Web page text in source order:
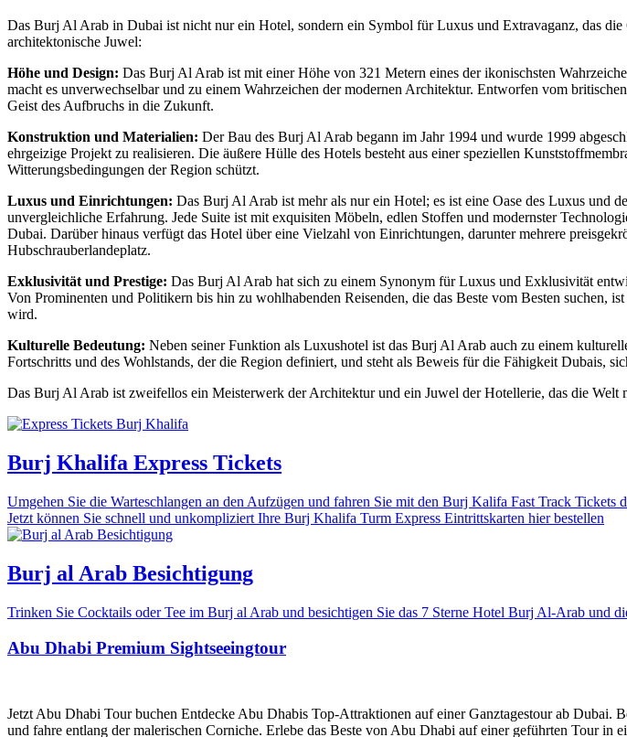
Das Burj Al Arab in Dubai ist nicht nur ein Hotel, sondern ein Symbol für Luxus und Extravaganz, das
architektonische Juwel:
Höhe und Design: Das Burj Al Arab ist mit einer Höhe von 321 Metern eines der ikonischsten
macht es unverwechselbar und zu einem Wahrzeichen der modernen Architektur. Entworfen vom
Geist des Aufbruchs in die Zukunft.
Konstruktion und Materialien: Der Bau des Burj Al Arab begann im Jahr 1994 und wurde 1999
ehrgeizige Projekt zu realisieren. Die äußere Hülle des Hotels besteht aus einer speziellen
Witterungsbedingungen der Region schützt.
Luxus und Einrichtungen: Das Burj Al Arab ist mehr als nur ein Hotel; es ist eine Oase des Luxus und
unvergleichliche Erfahrung. Jede Suite ist mit exquisiten Möbeln, edlen Stoffen und modernster
Dubai. Darüber hinaus verfügt das Hotel über eine Vielzahl von Einrichtungen, darunter mehrere
Hubschrauberlandeplatz.
Exklusivität und Prestige: Das Burj Al Arab hat sich zu einem Synonym für Luxus und Exklusivität
Von Prominenten und Politikern bis hin zu wohlhabenden Reisenden, die das Beste vom Besten
wird.
Kulturelle Bedeutung: Neben seiner Funktion als Luxushotel ist das Burj Al Arab auch zu einem
Fortschritts und des Wohlstands, der die Region definiert, und steht als Beweis für die Fähigkeit Dubais,
Das Burj Al Arab ist zweifellos ein Meisterwerk der Architektur und ein Juwel der Hotellerie, das die Welt
Burj Khalifa Express Tickets
Umgehen Sie die Warteschlangen an den Aufzügen und fahren Sie mit den Burj Kalifa Fast Track
Jetzt können Sie schnell und unkompliziert Ihre Burj Khalifa Turm Express Eintrittskarten hier bestellen
Burj al Arab Besichtigung
Trinken Sie Cocktails oder Tee im Burj al Arab und besichtigen Sie das 7 Sterne Hotel Burj Al-Arab und
Abu Dhabi Premium Sightseeingtour
Jetzt Abu Dhabi Tour buchen Entdecke Abu Dhabis Top-Attraktionen auf einer Ganztagestour ab
und fahre entlang der malerischen Corniche. Erlebe das Beste von Abu Dhabi auf einer geführten Tour